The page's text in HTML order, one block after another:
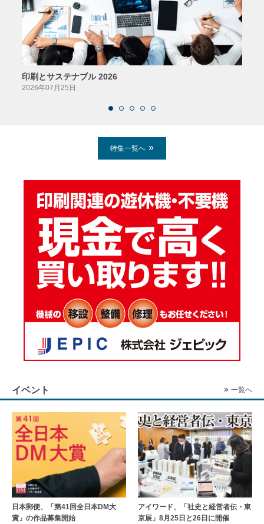
印刷とサステナブル 2026
2026年07月25日
特集一覧へ
イベント 一覧へ
日本郵便、「第41回全日本DM大
賞」の作品募集開始
アイワード、「社史と経営者伝・東
京展」8月25日と26日に開催